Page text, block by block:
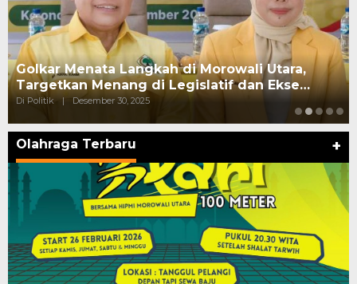
Golkar Menata Langkah di Morowali Utara,
Targetkan Menang di Legislatif dan Ekse…
Di Politik | Desember 30, 2025
Olahraga Terbaru +